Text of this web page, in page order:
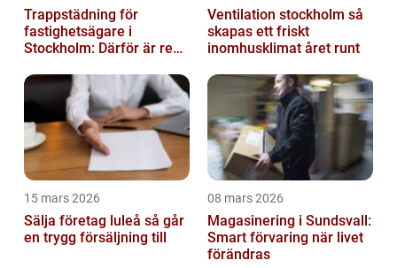
Trappstädning för
fastighetsägare i
Stockholm: Därför är rena
investering
Ventilation stockholm så
skapas ett friskt
inomhusklimat året runt
15 mars 2026
Sälja företag luleå så går
en trygg försäljning till
08 mars 2026
Magasinering i Sundsvall:
Smart förvaring när livet
förändras